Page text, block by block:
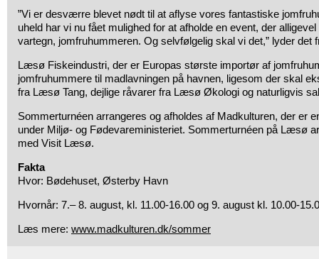
”Vi er desværre blevet nødt til at aflyse vores fantastiske
uheld har vi nu fået mulighed for at afholde en event, der
vartegn, jomfruhummeren. Og selvfølgelig skal vi det,” lyder det
Læsø Fiskeindustri, der er Europas største importør af
jomfruhummere til madlavningen på havnen, ligesom der skal
fra Læsø Tang, dejlige råvarer fra Læsø Økologi og naturligvis
Sommerturnéen arrangeres og afholdes af Madkulturen, der er
under Miljø- og Fødevareministeriet. Sommerturnéen på Læsø
med Visit Læsø.
Fakta
Hvor: Bødehuset, Østerby Havn
Hvornår: 7.– 8. august, kl. 11.00-16.00 og 9. august kl. 10.00-
Læs mere: www.madkulturen.dk/sommer